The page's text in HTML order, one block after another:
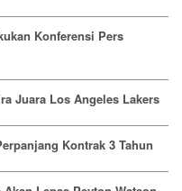
Konferensi Pers
Juara Los Angeles Lakers
Kontrak 3 Tahun